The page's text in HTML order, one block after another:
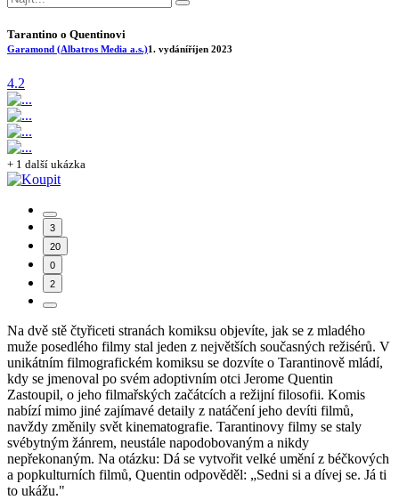
Tarantino o Quentinovi
Garamond (Albatros Media a.s.)1. vydáníříjen 2023
4.2
+ 1 další ukázka
3
20
0
2
Na dvě stě čtyřiceti stranách komiksu objevíte, jak se z mladého
muže posedlého filmy stal jeden z největších současných režisérů. V
unikátním filmografickém komiksu se dozvíte o Tarantinově mládí,
kdy se jmenoval po svém adoptivním otci Jerome Quentin
Zastoupil, o jeho filmařských začátcích a režijní filosofii. Komis
nabízí mimo jiné zajímavé detaily z natáčení jeho devíti filmů,
navždy změnily svět kinematografie. Tarantinovy filmy se staly
svébytným žánrem, neustále napodobovaným a nikdy
nepřekonaným. Na otázku: Dá se vytvořit velké umění z béčkových
a popkulturních filmů, Quentin odpověděl: „Sedni si a dívej se. Já ti
to ukážu."